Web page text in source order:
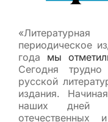
периодическое
года мы
Сегодня
русской
издания.
наших дней
отечественных